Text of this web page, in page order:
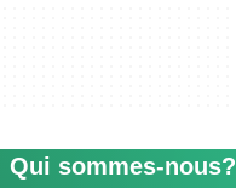
Qui sommes-nous?